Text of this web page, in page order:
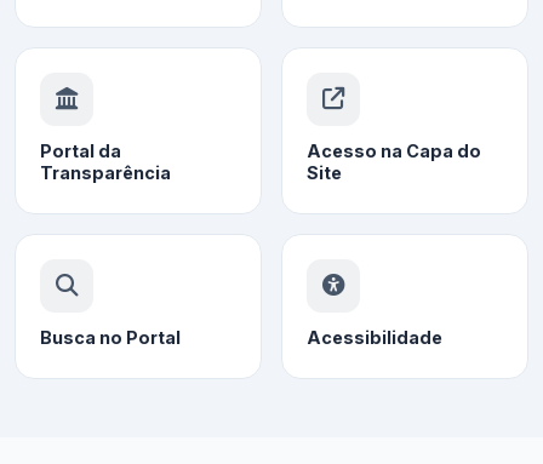
Portal da
Transparência
Acesso na Capa do
Site
Busca no Portal Acessibilidade